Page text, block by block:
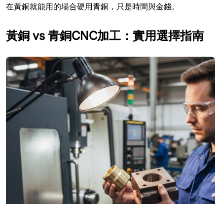
在黃銅就能用的場合硬用青銅，只是時間與金錢。
黃銅 vs 青銅CNC加工：實用選擇指南